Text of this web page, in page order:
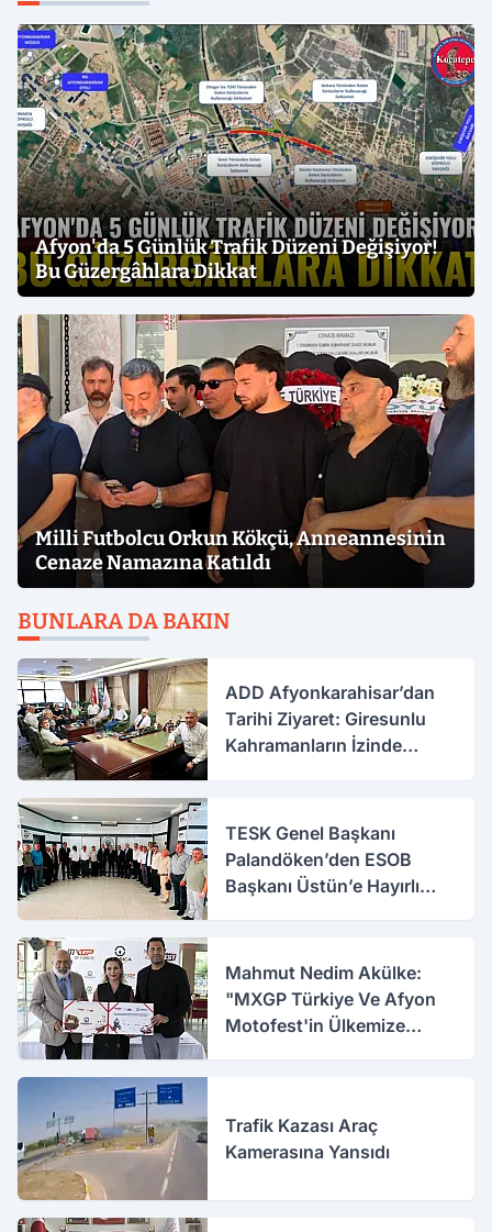
Afyon'da 5 Günlük Trafik Düzeni Değişiyor!
Bu Güzergâhlara Dikkat
Milli Futbolcu Orkun Kökçü, Anneannesinin
Cenaze Namazına Katıldı
BUNLARA DA BAKIN
ADD Afyonkarahisar’dan
Tarihi Ziyaret: Giresunlu
Kahramanların İzinde
TESK Genel Başkanı
Palandöken’den ESOB
Başkanı Üstün’e Hayırlı
Mahmut Nedim Akülke:
"MXGP Türkiye Ve Afyon
Motofest'in Ülkemize
Trafik Kazası Araç
Kamerasına Yansıdı